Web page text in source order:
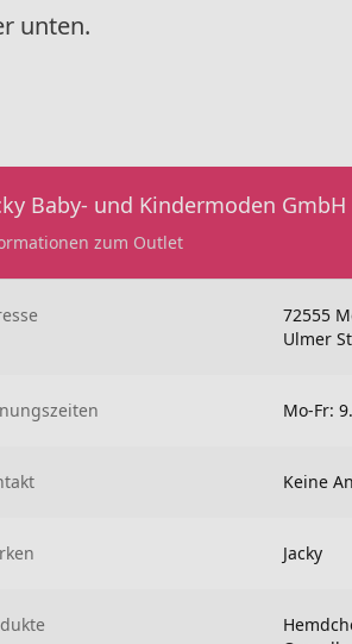
unten.
Baby- und Kindermoden
zum Outlet
72555
Ulmer
Mo-Fr:
Keine
Jacky